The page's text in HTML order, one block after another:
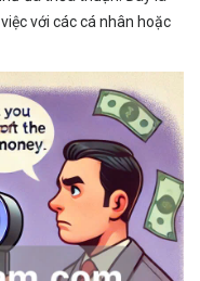
với các cá nhân hoặc